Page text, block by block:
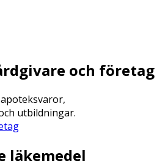
och företag
utbildningar.
läkemedel